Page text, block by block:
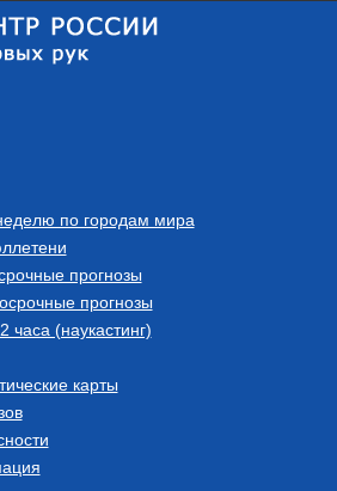
по городам мира
прогнозы
прогнозы
часа (наукастинг)
карты